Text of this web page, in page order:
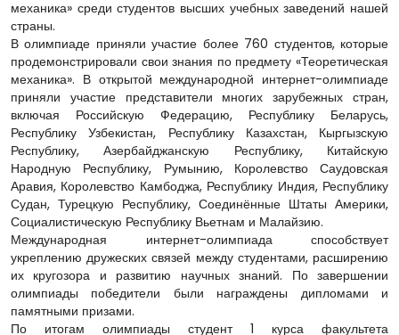
механика» среди студентов высших учебных заведений нашей
страны.
В олимпиаде приняли участие более 760 студентов, которые
продемонстрировали свои знания по предмету «Теоретическая
механика». В открытой международной интернет-олимпиаде
приняли участие представители многих зарубежных стран,
включая Российскую Федерацию, Республику Беларусь,
Республику Узбекистан, Республику Казахстан, Кыргызскую
Республику, Азербайджанскую Республику, Китайскую
Народную Республику, Румынию, Королевство Саудовская
Аравия, Королевство Камбоджа, Республику Индия, Республику
Судан, Турецкую Республику, Соединённые Штаты Америки,
Социалистическую Республику Вьетнам и Малайзию.
Международная интернет-олимпиада способствует
укреплению дружеских связей между студентами, расширению
их кругозора и развитию научных знаний. По завершении
олимпиады победители были награждены дипломами и
памятными призами.
По итогам олимпиады студент 1 курса факультета